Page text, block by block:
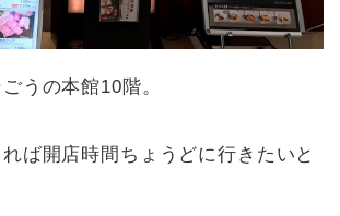
うの本館10階。
ば開店時間ちょうどに行きたいと